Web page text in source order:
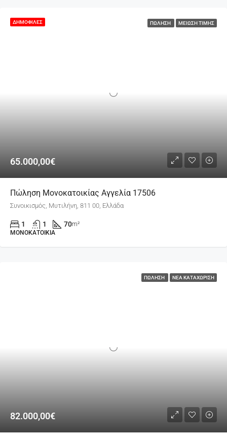
ΔΗΜΟΦΙΛΈΣ ΠΏΛΗΣΗ ΜΕΊΩΣΗ ΤΙΜΉΣ
65.000,00€
Πώληση Μονοκατοικίας Αγγελία 17506
Συνοικισμός, Μυτιλήνη, 811 00, Ελλάδα
1 1 70m²
ΜΟΝΟΚΑΤΟΙΚΊΑ
ΠΏΛΗΣΗ ΝΈΑ ΚΑΤΑΧΏΡΙΣΗ
82.000,00€